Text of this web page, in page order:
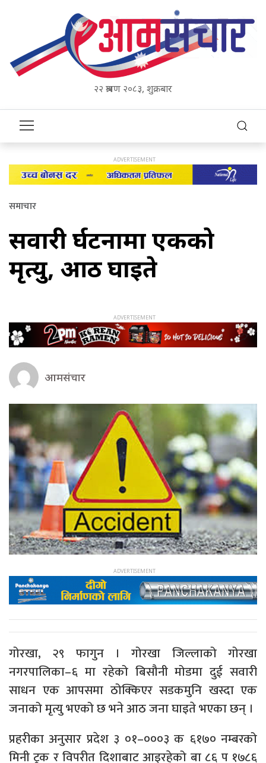
२२ श्रावण २०८३, शुक्रबार
समाचार
सवारी दुर्घटनामा एकको
मृत्यु, आठ घाइते
आमसंचार
गोरखा, २९ फागुन । गोरखा जिल्लाको गोरखा
नगरपालिका–६ मा रहेको बिसौनी मोडमा दुई सवारी
साधन एक आपसमा ठोक्किएर सडकमुनि खस्दा एक
जनाको मृत्यु भएको छ भने आठ जना घाइते भएका छन् ।
प्रहरीका अनुसार प्रदेश ३ ०१–०००३ क ६१७० नम्बरको
मिनी ट्रक र विपरीत दिशाबाट आइरहेको बा ८६ प १७८६